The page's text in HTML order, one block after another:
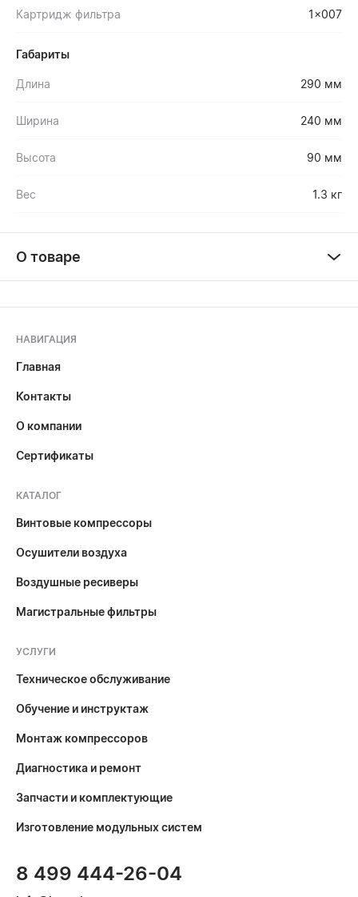
Картридж фильтра 1x007
Габариты
Длина 290 мм
Ширина 240 мм
Высота 90 мм
Вес 1.3 кг
О товаре
НАВИГАЦИЯ
Главная
Контакты
О компании
Сертификаты
КАТАЛОГ
Винтовые компрессоры
Осушители воздуха
Воздушные ресиверы
Магистральные фильтры
УСЛУГИ
Техническое обслуживание
Обучение и инструктаж
Монтаж компрессоров
Диагностика и ремонт
Запчасти и комплектующие
Изготовление модульных систем
8 499 444-26-04